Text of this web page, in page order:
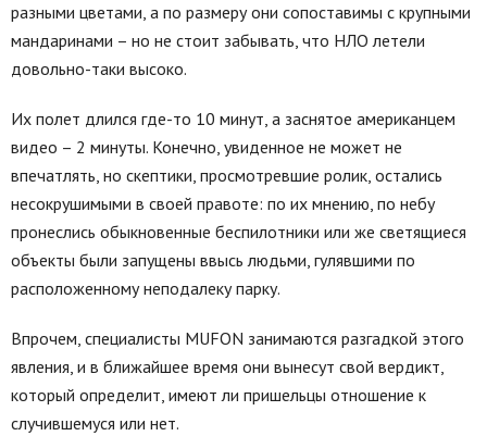
разными цветами, а по размеру они сопоставимы с крупными
мандаринами – но не стоит забывать, что НЛО летели
довольно-таки высоко.
Их полет длился где-то 10 минут, а заснятое американцем
видео – 2 минуты. Конечно, увиденное не может не
впечатлять, но скептики, просмотревшие ролик, остались
несокрушимыми в своей правоте: по их мнению, по небу
пронеслись обыкновенные беспилотники или же светящиеся
объекты были запущены ввысь людьми, гулявшими по
расположенному неподалеку парку.
Впрочем, специалисты MUFON занимаются разгадкой этого
явления, и в ближайшее время они вынесут свой вердикт,
который определит, имеют ли пришельцы отношение к
случившемуся или нет.